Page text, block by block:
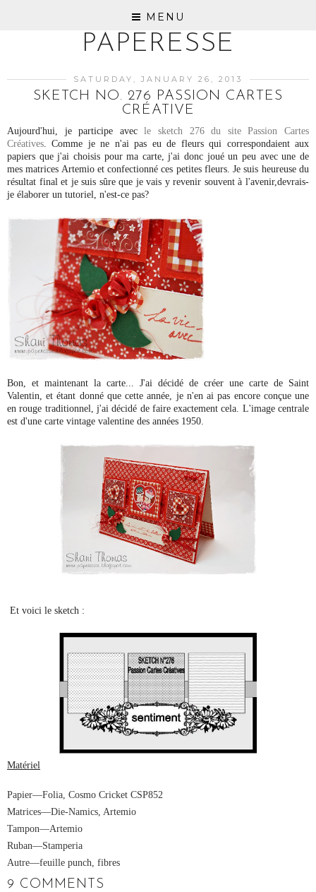
MENU
PAPERESSE
SATURDAY, JANUARY 26, 2013
SKETCH NO. 276 PASSION CARTES
CRÉATIVE
Aujourd'hui, je participe avec le sketch 276 du site Passion Cartes
Créatives . Comme je ne n'ai pas eu de fleurs qui correspondaient aux
papiers que j'ai choisis pour ma carte, j'ai donc joué un peu avec une de
mes matrices Artemio et confectionné ces petites fleurs. Je suis heureuse du
résultat final et je suis sûre que je vais y revenir souvent à l'avenir,devrais-
je élaborer un tutoriel, n'est-ce pas?
Bon, et maintenant la carte... J'ai décidé de créer une carte de Saint
Valentin, et étant donné que cette année, je n'en ai pas encore conçue une
en rouge traditionnel, j'ai décidé de faire exactement cela. L'image centrale
est d'une carte vintage valentine des années 1950.
Et voici le sketch :
Matériel
Papier—Folia, Cosmo Cricket CSP852
Matrices—Die-Namics, Artemio
Tampon—Artemio
Ruban—Stamperia
Autre—feuille punch, fibres
9 COMMENTS